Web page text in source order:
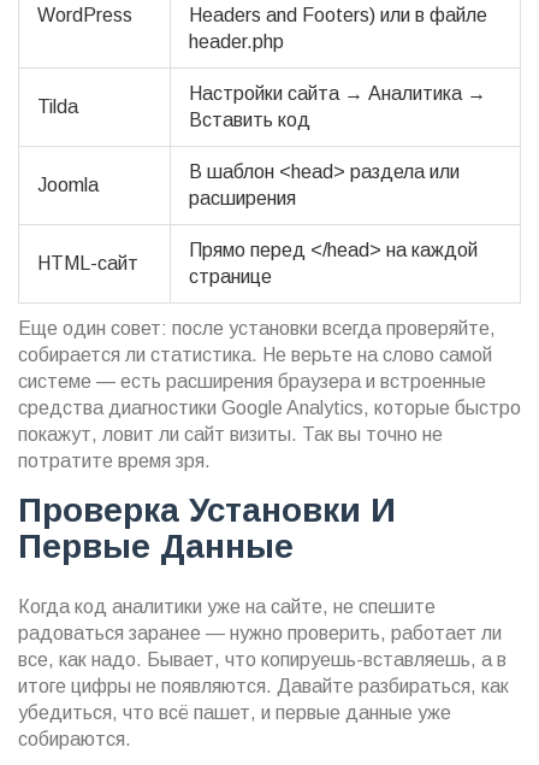
WordPress
Headers and Footers) или в файле
header.php
Tilda
Настройки сайта → Аналитика →
Вставить код
Joomla
В шаблон <head> раздела или
расширения
HTML-сайт
Прямо перед </head> на каждой
странице
Еще один совет: после установки всегда проверяйте,
собирается ли статистика. Не верьте на слово самой
системе — есть расширения браузера и встроенные
средства диагностики Google Analytics, которые быстро
покажут, ловит ли сайт визиты. Так вы точно не
потратите время зря.
Проверка Установки И
Первые Данные
Когда код аналитики уже на сайте, не спешите
радоваться заранее — нужно проверить, работает ли
все, как надо. Бывает, что копируешь-вставляешь, а в
итоге цифры не появляются. Давайте разбираться, как
убедиться, что всё пашет, и первые данные уже
собираются.